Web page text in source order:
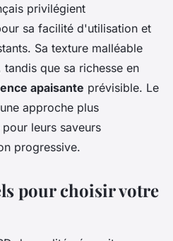
privilégient
sa facilité d'utilisation et
Sa texture malléable
que sa richesse en
apaisante prévisible. Le
approche plus
leurs saveurs
progressive.
pour choisir votre